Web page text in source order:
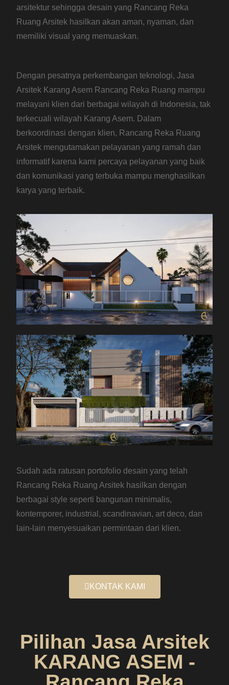
arsitektur sehingga desain yang Rancang Reka
Ruang Arsitek hasilkan akan aman, nyaman, dan
memiliki visual yang memuaskan.
Dengan pesatnya perkembangan teknologi, Jasa
Arsitek Karang Asem Rancang Reka Ruang mampu
melayani klien dari berbagai wilayah di Indonesia, tak
terkecuali wilayah Karang Asem. Dalam
berkoordinasi dengan klien, Rancang Reka Ruang
Arsitek mengutamakan pelayanan yang ramah dan
informatif karena kami percaya pelayanan yang baik
dan komunikasi yang terbuka mampu menghasilkan
karya yang terbaik.
Sudah ada ratusan portofolio desain yang telah
Rancang Reka Ruang Arsitek hasilkan dengan
berbagai style seperti bangunan minimalis,
kontemporer, industrial, scandinavian, art deco, dan
lain-lain menyesuaikan permintaan dari klien.
KONTAK KAMI
Pilihan Jasa Arsitek
KARANG ASEM -